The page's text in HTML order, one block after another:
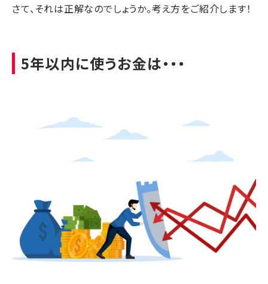
さて、それは正解なのでしょうか。考え方をご紹介します！
5年以内に使うお金は・・・